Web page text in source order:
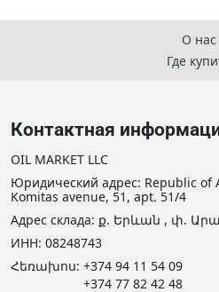
О нас
Где
Контактная
OIL MARKET LLC
Юридический адрес: Republic of
Komitas avenue, 51, apt. 51/4
Адрес склада: ք. Երևան , փ.
ИНН: 08248743
Հեռախոս: +374 94 11 54 09
+374 77 82 42 48